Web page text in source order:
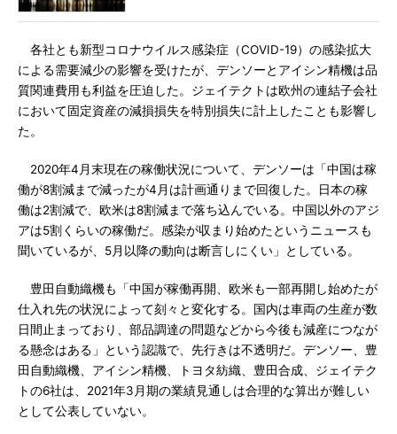
各社とも新型コロナウイルス感染症（COVID-19）の感染拡大
による需要減少の影響を受けたが、デンソーとアイシン精機は品
質関連費用も利益を圧迫した。ジェイテクトは欧州の連結子会社
において固定資産の減損損失を特別損失に計上したことも影響し
た。
2020年4月末現在の稼働状況について、デンソーは「中国は稼
働が8割減まで減ったが4月は計画通りまで回復した。日本の稼
働は2割減で、欧米は8割減まで落ち込んでいる。中国以外のアジ
アは5割くらいの稼働だ。感染が収まり始めたというニュースも
聞いているが、5月以降の動向は断言しにくい」としている。
豊田自動織機も「中国が稼働再開、欧米も一部再開し始めたが
仕入れ先の状況によって刻々と変化する。国内は車両の生産が数
日間止まっており、部品調達の問題などから今後も減産につなが
る懸念はある」という認識で、先行きは不透明だ。デンソー、豊
田自動織機、アイシン精機、トヨタ紡織、豊田合成、ジェイテク
トの6社は、2021年3月期の業績見通しは合理的な算出が難しい
として公表していない。